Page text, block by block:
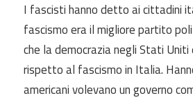
I fascisti hanno detto ai cittadini
fascismo era il migliore partito
che la democrazia negli Stati
rispetto al fascismo in Italia.
americani volevano un governo